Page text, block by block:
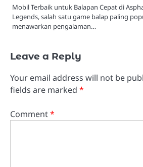
Mobil Terbaik untuk Balapan Cepat di
Legends, salah satu game balap paling
menawarkan pengalaman…
Leave a Reply
Your email address will not be
fields are marked *
Comment*